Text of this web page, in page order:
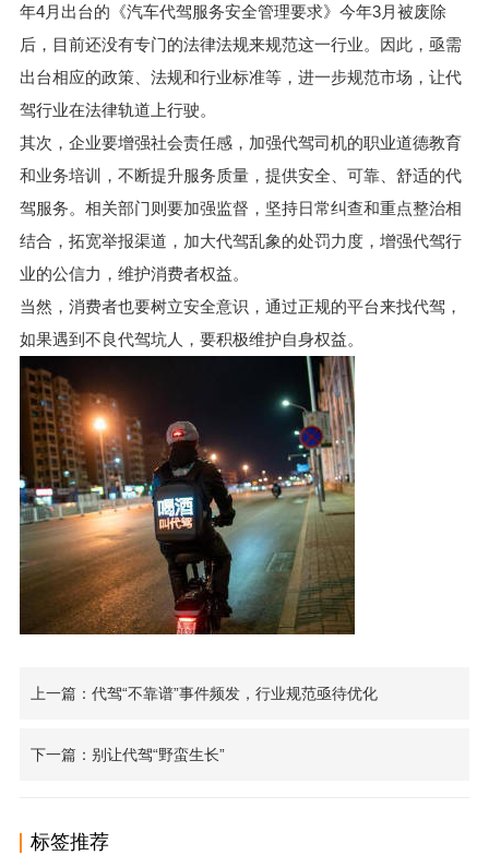
年4月出台的《汽车代驾服务安全管理要求》今年3月被废除
后，目前还没有专门的法律法规来规范这一行业。因此，亟需
出台相应的政策、法规和行业标准等，进一步规范市场，让代
驾行业在法律轨道上行驶。
其次，企业要增强社会责任感，加强代驾司机的职业道德教育
和业务培训，不断提升服务质量，提供安全、可靠、舒适的代
驾服务。相关部门则要加强监督，坚持日常纠查和重点整治相
结合，拓宽举报渠道，加大代驾乱象的处罚力度，增强代驾行
业的公信力，维护消费者权益。
当然，消费者也要树立安全意识，通过正规的平台来找代驾，
如果遇到不良代驾坑人，要积极维护自身权益。
上一篇：代驾“不靠谱”事件频发，行业规范亟待优化
下一篇：别让代驾“野蛮生长”
标签推荐